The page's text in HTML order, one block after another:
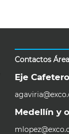
Contactos
Eje
Medellín y